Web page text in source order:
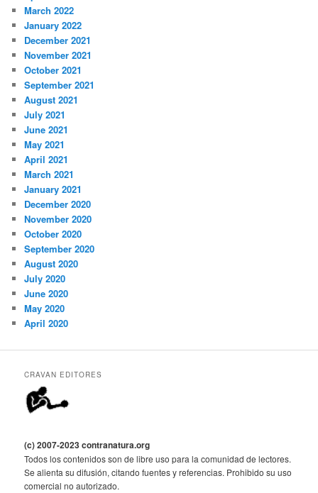
March 2022
January 2022
December 2021
November 2021
October 2021
September 2021
August 2021
July 2021
June 2021
May 2021
April 2021
March 2021
January 2021
December 2020
November 2020
October 2020
September 2020
August 2020
July 2020
June 2020
May 2020
April 2020
CRAVAN EDITORES
(c) 2007-2023 contranatura.org
Todos los contenidos son de libre uso para la comunidad de lectores.
Se alienta su difusión, citando fuentes y referencias. Prohibido su uso
comercial no autorizado.